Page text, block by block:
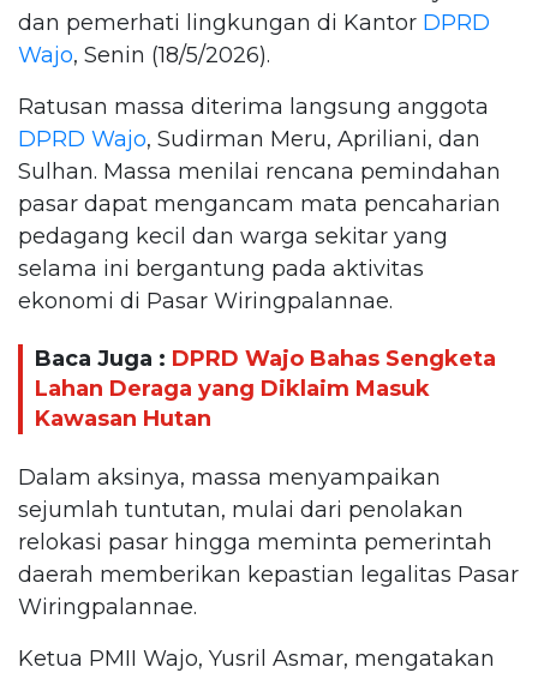
dan pemerhati lingkungan di Kantor DPRD
Wajo, Senin (18/5/2026).
Ratusan massa diterima langsung anggota
DPRD Wajo, Sudirman Meru, Apriliani, dan
Sulhan. Massa menilai rencana pemindahan
pasar dapat mengancam mata pencaharian
pedagang kecil dan warga sekitar yang
selama ini bergantung pada aktivitas
ekonomi di Pasar Wiringpalannae.
Baca Juga : DPRD Wajo Bahas Sengketa
Lahan Deraga yang Diklaim Masuk
Kawasan Hutan
Dalam aksinya, massa menyampaikan
sejumlah tuntutan, mulai dari penolakan
relokasi pasar hingga meminta pemerintah
daerah memberikan kepastian legalitas Pasar
Wiringpalannae.
Ketua PMII Wajo, Yusril Asmar, mengatakan